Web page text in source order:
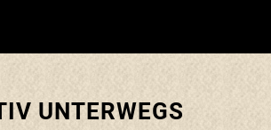
geschlossen werden.
UNTERWEGS